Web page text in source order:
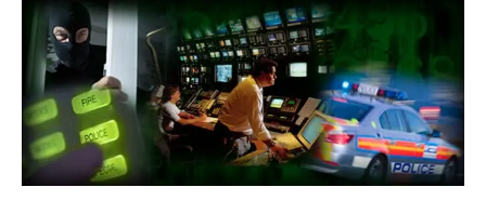
Post Archive